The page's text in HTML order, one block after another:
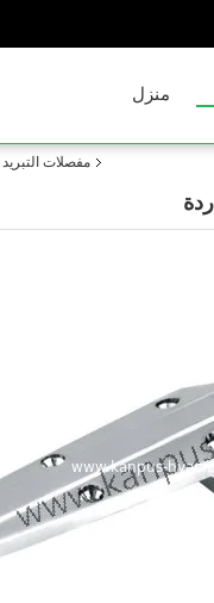
منزل
مفصلات التبريد